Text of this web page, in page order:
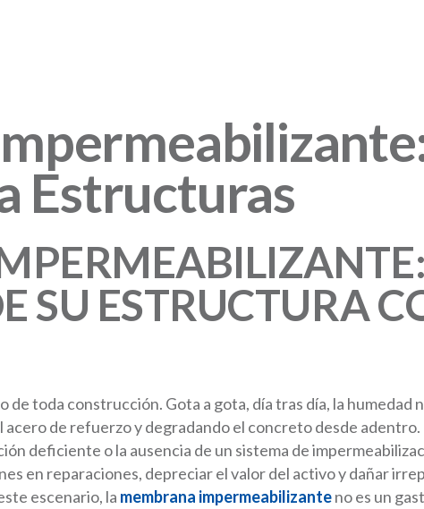
Estructuras
SU ESTRUCTURA
de toda construcción. Gota a gota, día tras día, la
de refuerzo y degradando el concreto desde
deficiente o la ausencia de un sistema de
en reparaciones, depreciar el valor del activo y dañar
escenario, la membrana impermeabilizanteno es un